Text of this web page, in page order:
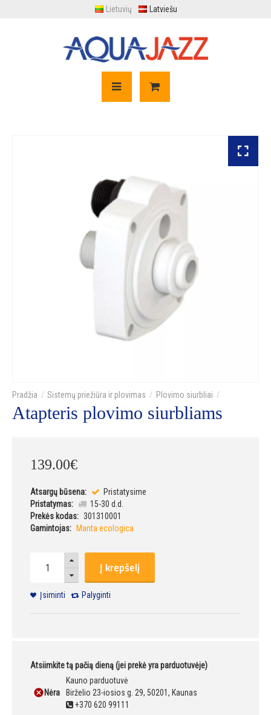
Lietuvių Latviešu
Sistemų priežiūra ir plovimas Plovimo siurbliai
Atapteris plovimo siurbliams
139.00€
Atsargų būsena:
Pristatysime
Pristatymas:
15-30 d.d.
Prekės kodas: 301310001
Gamintojas:
Manta ecologica
Į krepšelį
Įsiminti Palyginti
Atsiimkite tą pačią dieną (jei prekė yra parduotuvėje)
Nėra
Kauno parduotuvė
Birželio 23-iosios g. 29, 50201, Kaunas
+370 620 99111